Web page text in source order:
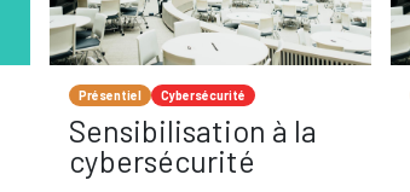
Présentiel Cybersécurité
Sensibilisation à la
cybersécurité